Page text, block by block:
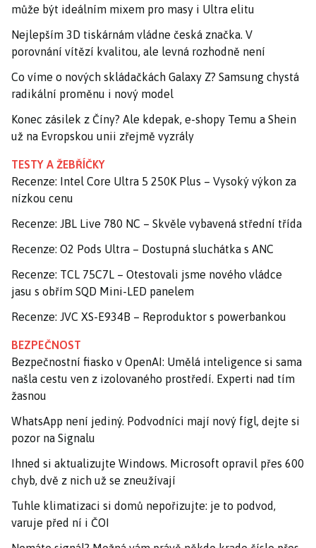
může být ideálním mixem pro masy i Ultra elitu
Nejlepším 3D tiskárnám vládne česká značka. V
porovnání vítězí kvalitou, ale levná rozhodně není
Co víme o nových skládačkách Galaxy Z? Samsung chystá
radikální proměnu i nový model
Konec zásilek z Číny? Ale kdepak, e-shopy Temu a Shein
už na Evropskou unii zřejmě vyzrály
TESTY A ŽEBŘÍČKY
Recenze: Intel Core Ultra 5 250K Plus – Vysoký výkon za
nízkou cenu
Recenze: JBL Live 780 NC – Skvěle vybavená střední třída
Recenze: O2 Pods Ultra – Dostupná sluchátka s ANC
Recenze: TCL 75C7L – Otestovali jsme nového vládce
jasu s obřím SQD Mini-LED panelem
Recenze: JVC XS-E934B – Reproduktor s powerbankou
BEZPEČNOST
Bezpečnostní fiasko v OpenAI: Umělá inteligence si sama
našla cestu ven z izolovaného prostředí. Experti nad tím
žasnou
WhatsApp není jediný. Podvodníci mají nový fígl, dejte si
pozor na Signalu
Ihned si aktualizujte Windows. Microsoft opravil přes 600
chyb, dvě z nich už se zneužívají
Tuhle klimatizaci si domů nepořizujte: je to podvod,
varuje před ní i ČOI